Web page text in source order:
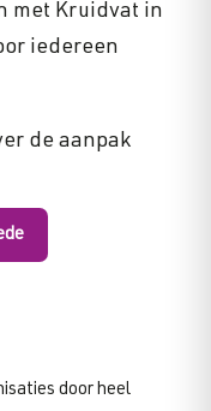
met Kruidvat in
iedereen
de aanpak
door heel